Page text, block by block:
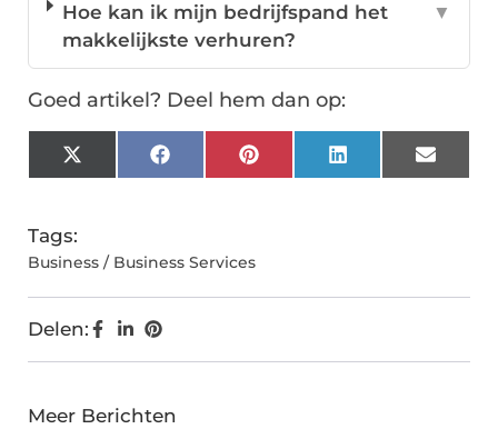
Hoe kan ik mijn bedrijfspand het
makkelijkste verhuren?
▼
Goed artikel? Deel hem dan op:
X
(Twitter)
FacebookPinterestLinkedInEmail
Tags:
Business / Business Services
Delen:
Meer Berichten